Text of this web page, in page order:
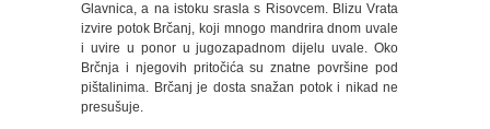
Glavnica, a na istoku srasla s Risovcem. Blizu Vrata
izvire potok Brčanj, koji mnogo mandrira dnom uvale
i uvire u ponor u jugozapadnom dijelu uvale. Oko
Brčnja i njegovih pritočića su znatne površine pod
pištalinima. Brčanj je dosta snažan potok i nikad ne
presušuje.